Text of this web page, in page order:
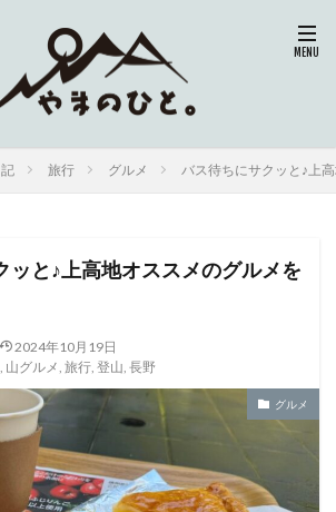
旅行 グルメ バス待ちにサクッと♪上
ッと♪上高地オススメのグルメを
2024年10月19日
, 山グルメ, 旅行, 登山, 長野
グルメ